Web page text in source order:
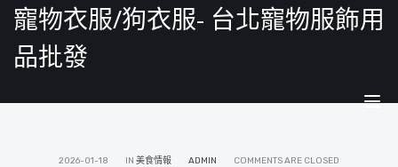
寵物衣服/狗衣服- 台北寵物服飾用
品批發
2026-01-18 IN 美食情報 ADMIN COMMENTS ARE CLOSED